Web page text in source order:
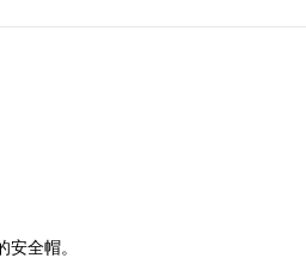
全帽。